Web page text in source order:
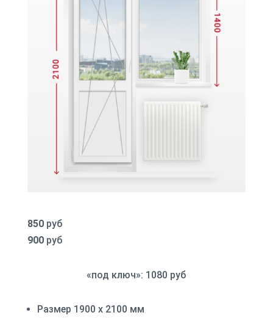
850руб
900руб
«под ключ»: 1080 руб
Размер 1900 х 2100 мм